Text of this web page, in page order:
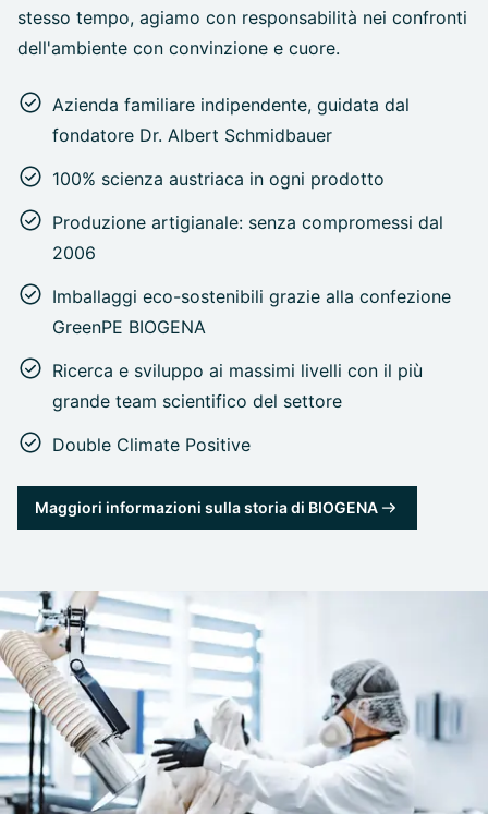
stesso tempo, agiamo con responsabilità nei confronti
dell'ambiente con convinzione e cuore.
Azienda familiare indipendente, guidata dal
fondatore Dr. Albert Schmidbauer
100% scienza austriaca in ogni prodotto
Produzione artigianale: senza compromessi dal
2006
Imballaggi eco-sostenibili grazie alla confezione
GreenPE BIOGENA
Ricerca e sviluppo ai massimi livelli con il più
grande team scientifico del settore
Double Climate Positive
Maggiori informazioni sulla storia di BIOGENA